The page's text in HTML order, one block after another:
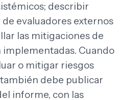
describir
evaluadores externos
las mitigaciones de
Cuando
o mitigar riesgos
debe publicar
informe, con las